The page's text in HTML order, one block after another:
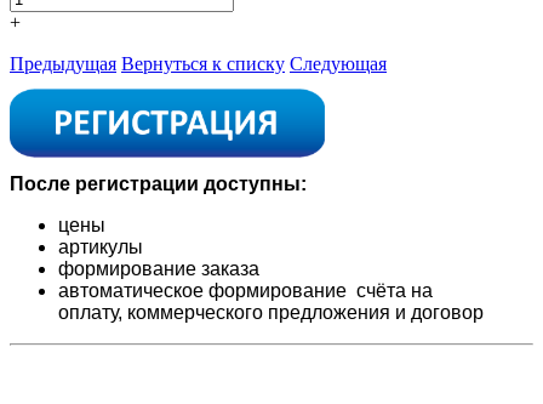
+
Предыдущая Вернуться к списку Следующая
После регистрации доступны:
цены
артикулы
формирование заказа
автоматическое формирование счёта на
оплату, коммерческого предложения и договор